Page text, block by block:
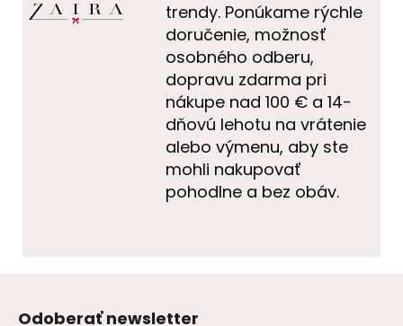
trendy. Ponúkame rýchle
doručenie, možnosť
osobného odberu,
dopravu zdarma pri
nákupe nad 100 € a 14-
dňovú lehotu na vrátenie
alebo výmenu, aby ste
mohli nakupovať
pohodlne a bez obáv.
Odoberať newsletter